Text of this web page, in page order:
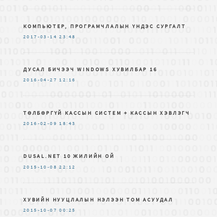
КОМПЬЮТЕР, ПРОГРАМЧЛАЛЫН ҮНДЭС СУРГАЛТ
2017-03-14 23:48
ДУСАЛ БИЧЭЭЧ WINDOWS ХУВИЛБАР 16
2016-04-27 12:16
ТӨЛБӨРГҮЙ КАССЫН СИСТЕМ + КАССЫН ХЭВЛЭГЧ
2016-02-09 18:43
DUSAL.NET 10 ЖИЛИЙН ОЙ
2015-10-08 22:12
ХУВИЙН НУУЦЛАЛЫН НЭЛЭЭН ТОМ АСУУДАЛ
2015-10-07 00:25